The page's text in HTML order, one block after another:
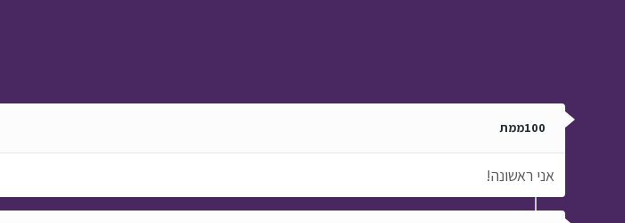
100ממת
אני ראשונה!